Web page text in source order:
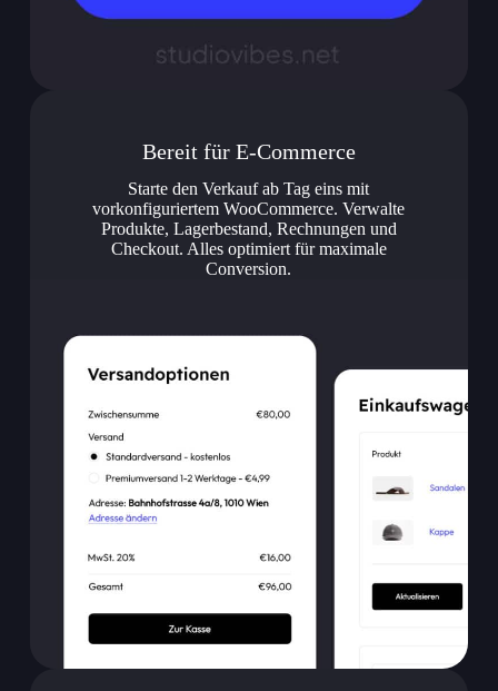
Bereit für E-Commerce
Starte den Verkauf ab Tag eins mit
vorkonfiguriertem WooCommerce. Verwalte
Produkte, Lagerbestand, Rechnungen und
Checkout. Alles optimiert für maximale
Conversion.